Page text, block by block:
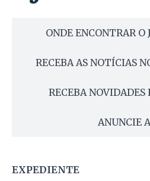
ONDE ENCONTRAR O
RECEBA AS NOTÍCIAS
RECEBA
ANUNCIE
EXPEDIENTE